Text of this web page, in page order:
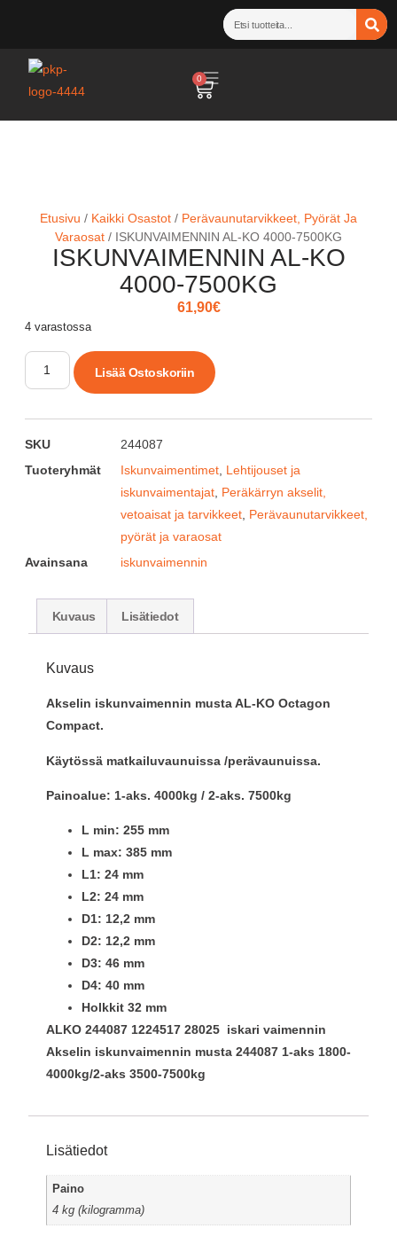
0
Etusivu / Kaikki Osastot / Perävaunutarvikkeet, Pyörät Ja
Varaosat / ISKUNVAIMENNIN AL-KO 4000-7500KG
ISKUNVAIMENNIN AL-KO
4000-7500KG
61,90€
4 varastossa
Lisää Ostoskoriin
SKU
244087
Tuoteryhmät
Iskunvaimentimet Lehtijouset ja
iskunvaimentajat Peräkärryn akselit,
vetoaisat ja tarvikkeet Perävaunutarvikkeet,
pyörät ja varaosat
Avainsana
iskunvaimennin
Kuvaus Lisätiedot
Kuvaus
Akselin iskunvaimennin musta AL-KO Octagon
Compact.
Käytössä matkailuvaunuissa /perävaunuissa.
Painoalue: 1-aks. 4000kg / 2-aks. 7500kg
L min: 255 mm
L max: 385 mm
L1: 24 mm
L2: 24 mm
D1: 12,2 mm
D2: 12,2 mm
D3: 46 mm
D4: 40 mm
Holkkit 32 mm
ALKO 244087 1224517 28025 iskari vaimennin
Akselin iskunvaimennin musta 244087 1-aks 1800-
4000kg/2-aks 3500-7500kg
Lisätiedot
Paino
4 kg (kilogramma)